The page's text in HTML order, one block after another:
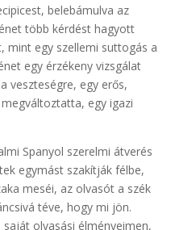
belebámulva az
több kérdést hagyott
mint egy szellemi suttogás a
egy érzékeny vizsgálat
veszteségre, egy erős,
egy igazi
Spanyol ​szerelmi átverés
egymást szakítják félbe,
meséi, az olvasót a szék
téve, hogy mi jön.
olvasási élményeimen,